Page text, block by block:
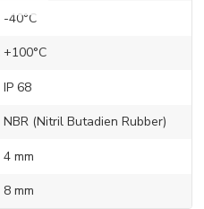
-40°C
+100°C
IP 68
NBR (Nitril Butadien Rubber)
4 mm
8 mm